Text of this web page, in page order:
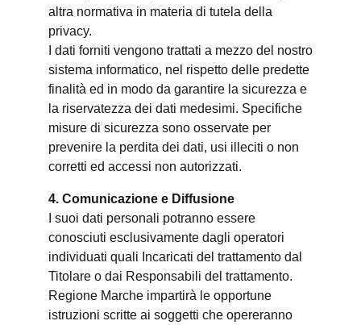
altra normativa in materia di tutela della
privacy.
I dati forniti vengono trattati a mezzo del nostro
sistema informatico, nel rispetto delle predette
finalità ed in modo da garantire la sicurezza e
la riservatezza dei dati medesimi. Specifiche
misure di sicurezza sono osservate per
prevenire la perdita dei dati, usi illeciti o non
corretti ed accessi non autorizzati.
4. Comunicazione e Diffusione
I suoi dati personali potranno essere
conosciuti esclusivamente dagli operatori
individuati quali Incaricati del trattamento dal
Titolare o dai Responsabili del trattamento.
Regione Marche impartirà le opportune
istruzioni scritte ai soggetti che opereranno